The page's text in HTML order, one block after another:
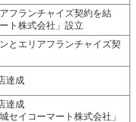
フランチャイズ契約を結
ト株式会社」設立
とエリアフランチャイズ契
達成
達成
セイコーマート株式会社」